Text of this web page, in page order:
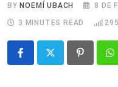
BY NOEMÍ UBACH 8 DE
3 MINUTES READ
295
Pinterest